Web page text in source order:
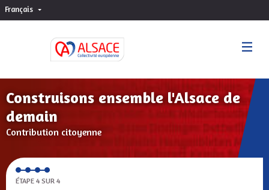
Français Choisir la langue
Construisons ensemble l'Alsace de
demain
Contribution citoyenne
ÉTAPE 4 SUR 4